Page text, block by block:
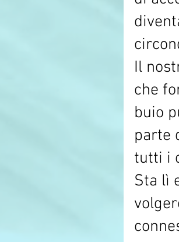
Il
che
buio
parte
tutti i
Sta lì